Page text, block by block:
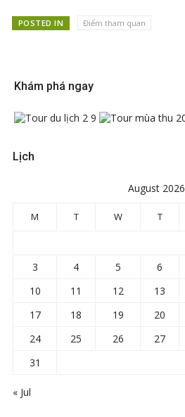
POSTED IN Điểm tham quan
Khám phá ngay
Lịch
August 2026
M T W T
3
4 5 6
10
11 12 13
17
18 19 20
24
25 26 27
31
« Jul